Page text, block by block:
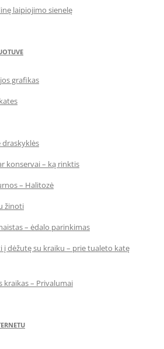
laipiojimo sienelę
grafikas
konservai – ką rinktis
– Halitozė
žinoti
– ėdalo parinkimas
į dėžutę su kraiku – prie tualeto katę
kraikas – Privalumai